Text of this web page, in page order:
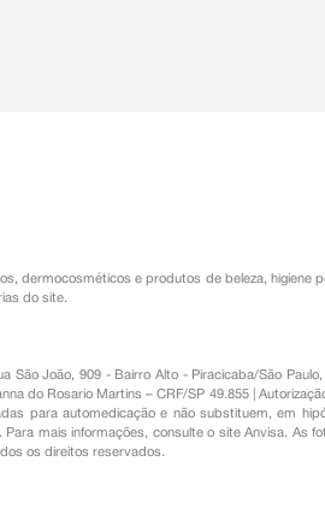
,dermocosméticos e produtos de beleza, higiene
do site.
São João, 909 - Bairro Alto - Piracicaba/São
do Rosario Martins – CRF/SP 49.855 |
para automedicação e não substituem, em
mais informações, consulte o site Anvisa.
os direitos reservados.